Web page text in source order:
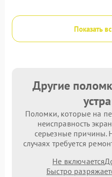
Показать
Другие
Поломки, которые на
неисправность
серьезные причины.
случаях требуется
Не включается
Быстро